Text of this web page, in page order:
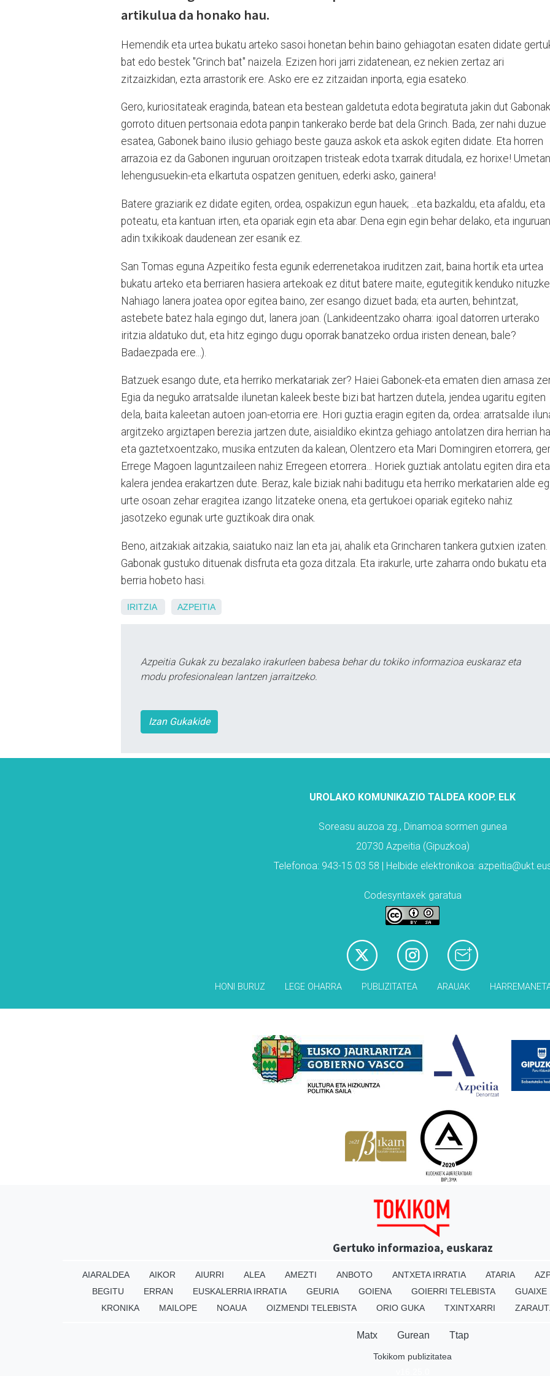
artikulua da honako hau.
Hemendik eta urtea bukatu arteko sasoi honetan behin baino gehiagotan esaten didate
bat edo bestek "Grinch bat" naizela. Ezizen hori jarri zidatenean, ez nekien zertaz ari
zitzaizkidan, ezta arrastorik ere. Asko ere ez zitzaidan inporta, egia esateko.
Gero, kuriositateak eraginda, batean eta bestean galdetuta edota begiratuta jakin dut Gabonak
gorroto dituen pertsonaia edota panpin tankerako berde bat dela Grinch. Bada, zer nahi duzue
esatea, Gabonek baino ilusio gehiago beste gauza askok eta askok egiten didate. Eta horren
arrazoia ez da Gabonen inguruan oroitzapen tristeak edota txarrak ditudala, ez horixe! Umetan
lehengusuekin-eta elkartuta ospatzen genituen, ederki asko, gainera!
Batere graziarik ez didate egiten, ordea, ospakizun egun hauek; ...eta bazkaldu, eta afaldu, eta
poteatu, eta kantuan irten, eta opariak egin eta abar. Dena egin egin behar delako, eta inguruan
adin txikikoak daudenean zer esanik ez.
San Tomas eguna Azpeitiko festa egunik ederrenetakoa iruditzen zait, baina hortik eta urtea
bukatu arteko eta berriaren hasiera artekoak ez ditut batere maite, egutegitik kenduko nituzke.
Nahiago lanera joatea opor egitea baino, zer esango dizuet bada; eta aurten, behintzat,
astebete batez hala egingo dut, lanera joan. (Lankideentzako oharra: igoal datorren urterako
iritzia aldatuko dut, eta hitz egingo dugu oporrak banatzeko ordua iristen denean, bale?
Badaezpada ere...).
Batzuek esango dute, eta herriko merkatariak zer? Haiei Gabonek-eta ematen dien arnasa
Egia da neguko arratsalde ilunetan kaleek beste bizi bat hartzen dutela, jendea ugaritu egiten
dela, baita kaleetan autoen joan-etorria ere. Hori guztia eragin egiten da, ordea: arratsalde
argitzeko argiztapen berezia jartzen dute, aisialdiko ekintza gehiago antolatzen dira herrian
eta gaztetxoentzako, musika entzuten da kalean, Olentzero eta Mari Domingiren etorrera,
Errege Magoen laguntzaileen nahiz Erregeen etorrera... Horiek guztiak antolatu egiten dira eta
kalera jendea erakartzen dute. Beraz, kale biziak nahi baditugu eta herriko merkatarien alde
urte osoan zehar eragitea izango litzateke onena, eta gertukoei opariak egiteko nahiz
jasotzeko egunak urte guztikoak dira onak.
Beno, aitzakiak aitzakia, saiatuko naiz lan eta jai, ahalik eta Grincharen tankera gutxien izaten.
Gabonak gustuko dituenak disfruta eta goza ditzala. Eta irakurle, urte zaharra ondo bukatu eta
berria hobeto hasi.
IRITZIA AZPEITIA
Azpeitia Gukak zu bezalako irakurleen babesa behar du tokiko informazioa euskaraz eta
modu profesionalean lantzen jarraitzeko.
Izan Gukakide
UROLAKO KOMUNIKAZIO TALDEA KOOP. ELK
Soreasu auzoa zg., Dinamoa sormen gunea
20730 Azpeitia (Gipuzkoa)
Telefonoa: 943-15 03 58 | Helbide elektronikoa:
Codesyntaxek garatua
HONI BURUZ LEGE OHARRA PUBLIZITATEA ARAUAK
Gertuko informazioa, euskaraz
AIARALDEA AIKOR AIURRI ALEA AMEZTI ANBOTO ANTXETA IRRATIA ATARIA
BEGITU
ERRAN EUSKALERRIA IRRATIA GEURIA GOIENA GOIERRI TELEBISTA GUAIXE
KRONIKA
MAILOPE NOAUA OIZMENDI TELEBISTA ORIO GUKA TXINTXARRI
Matx Gurean Ttap
Tokikom publizitatea